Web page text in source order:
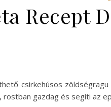
Recept
csirkehúsos
rostban gazdag és segíti az